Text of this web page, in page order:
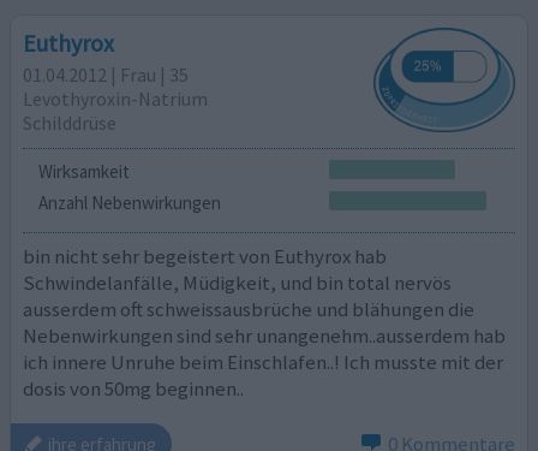
Euthyrox
01.04.2012 | Frau | 35
Levothyroxin-Natrium
Schilddrüse
Wirksamkeit
Anzahl Nebenwirkungen
bin nicht sehr begeistert von Euthyrox hab
Schwindelanfälle, Müdigkeit, und bin total nervös
ausserdem oft schweissausbrüche und blähungen die
Nebenwirkungen sind sehr unangenehm..ausserdem hab
ich innere Unruhe beim Einschlafen..! Ich musste mit der
dosis von 50mg beginnen..
ihre erfahrung 0 Kommentare